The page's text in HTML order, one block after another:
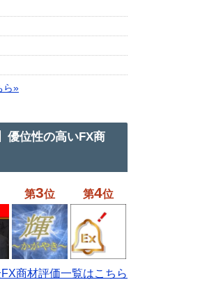
ら»
優位性の高いFX商
第3位 第4位
商材評価一覧はこちら